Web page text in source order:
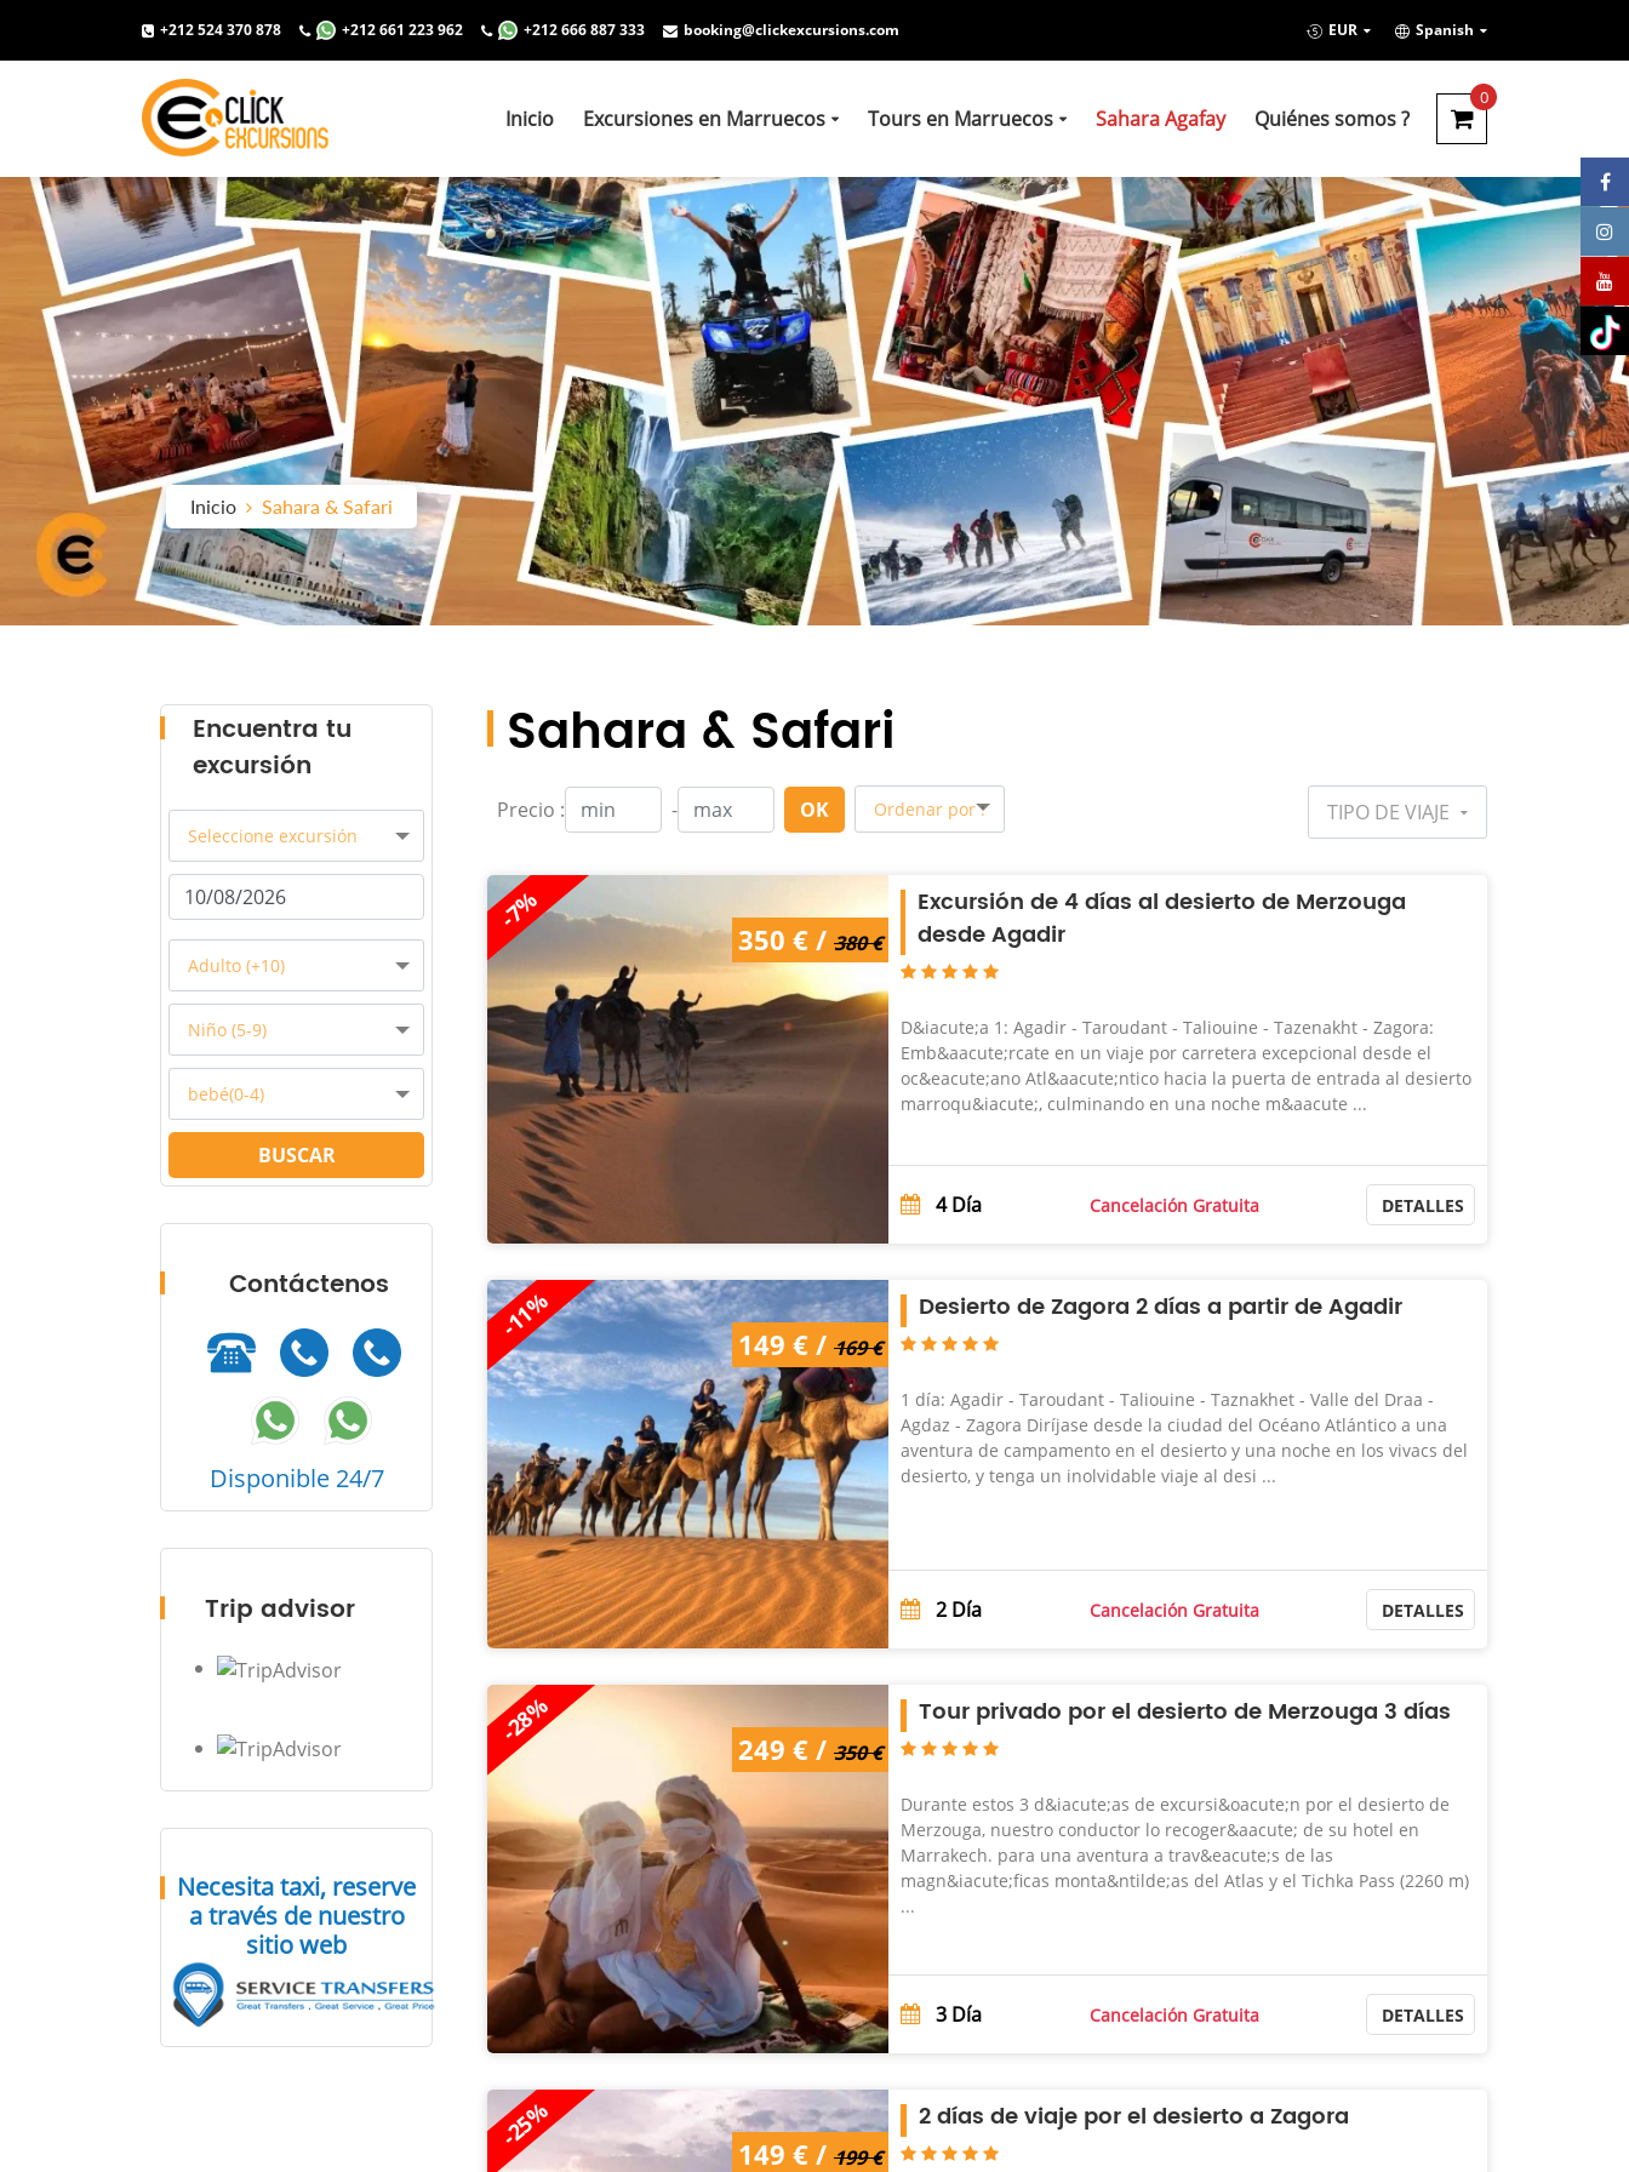
+212 524 370 878 +212 661 223 962 +212 666 887 333 booking@clickexcursions.com EUR Spanish
Inicio Excursiones en Marruecos Tours en Marruecos Sahara Agafay Quiénes somos ?
0
Inicio Sahara & Safari
Sahara & Safari
Precio : - OK Ordenar por : TIPO DE VIAJE
-7%
380 € / 350 €
350 € / 380 €
Excursión de 4 días al desierto de Merzouga
desde Agadir
D&iacute;a 1: Agadir - Taroudant - Taliouine - Tazenakht - Zagora:
Emb&aacute;rcate en un viaje por carretera excepcional desde el
oc&eacute;ano Atl&aacute;ntico hacia la puerta de entrada al desierto
marroqu&iacute;, culminando en una noche m&aacute ...
4Día Cancelación Gratuita DETALLES
-11%
169 € / 149 €
149 € / 169 €
Desierto de Zagora 2 días a partir de Agadir
1 día: Agadir - Taroudant - Taliouine - Taznakhet - Valle del Draa -
Agdaz - Zagora Diríjase desde la ciudad del Océano Atlántico a una
aventura de campamento en el desierto y una noche en los vivacs del
desierto, y tenga un inolvidable viaje al desi ...
2 Día Cancelación Gratuita DETALLES
-28%
350 € / 249 €
249 € / 350 €
Tour privado por el desierto de Merzouga 3 días
Durante estos 3 d&iacute;as de excursi&oacute;n por el desierto de
Merzouga, nuestro conductor lo recoger&aacute; de su hotel en
Marrakech. para una aventura a trav&eacute;s de las
magn&iacute;ficas monta&ntilde;as del Atlas y el Tichka Pass (2260 m)
...
3 Día Cancelación Gratuita DETALLES
-25%
199 € / 149 €
149 € / 199 €
2 días de viaje por el desierto a Zagora
Encuentra tu
excursión
Seleccione excursión
Adulto (+10)
Niño (5-9)
bebé(0-4)
BUSCAR
Contáctenos
Disponible 24/7
Trip advisor
Necesita taxi, reserve
a través de nuestro
sitio web